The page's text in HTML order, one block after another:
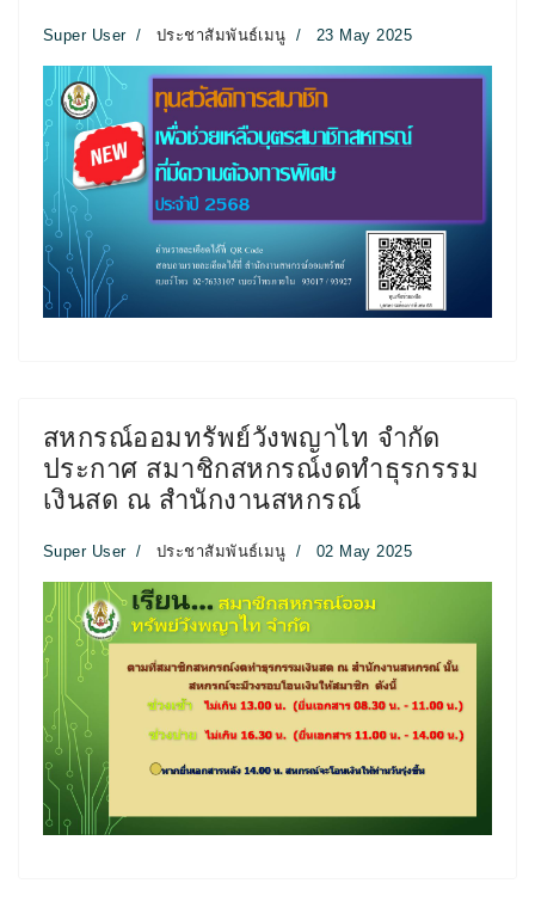
Super User ประชาสัมพันธ์เมนู 23 May 2025
สหกรณ์ออมทรัพย์วังพญาไท จำกัด
ประกาศ สมาชิกสหกรณ์งดทำธุรกรรม
เงินสด ณ สำนักงานสหกรณ์
Super User ประชาสัมพันธ์เมนู 02 May 2025